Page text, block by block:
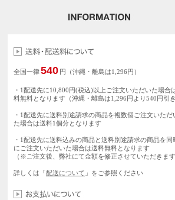
全国一律540 円（沖縄・離島は1,296円）
・1配送先に10,800円(税込)以上ご注文いただいた場合
料無料となります（沖縄・離島は1,296円より540円引き
・1配送先に送料別途請求の商品を複数個ご注文いただ
た場合は送料1個分となります
・1配送先に送料込みの商品と送料別途請求の商品を同
にご注文いただいた場合は送料無料となります
（※ご注文後、弊社にて金額を修正させていただきます
詳しくは「配送について 」をご参照ください